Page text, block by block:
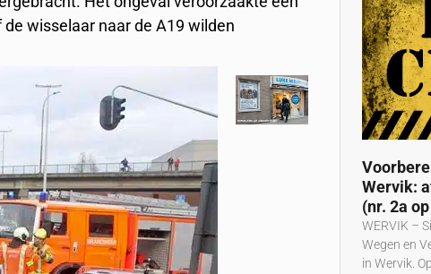
wisselaar naar de A19 wilden
Wervik:
(nr. 2a
WERVIK –
Wegen en
in Wervik.